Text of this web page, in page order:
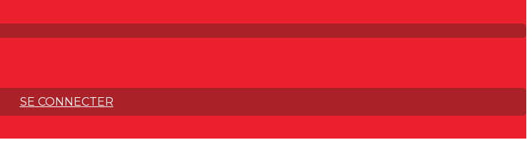
SE CONNECTER